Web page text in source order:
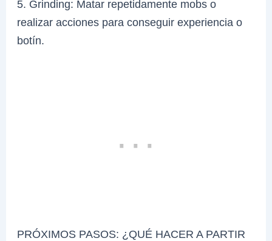
5. Grinding: Matar repetidamente mobs o
realizar acciones para conseguir experiencia o
botín.
PRÓXIMOS PASOS: ¿QUÉ HACER A PARTIR